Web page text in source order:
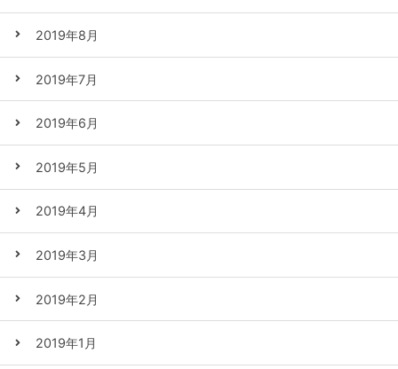
2019年8月
2019年7月
2019年6月
2019年5月
2019年4月
2019年3月
2019年2月
2019年1月